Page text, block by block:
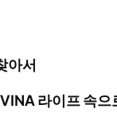
아서
라이프 속으